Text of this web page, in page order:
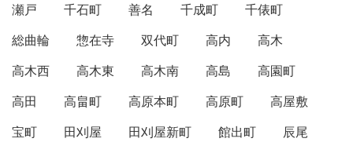
瀬戸
千石町 善名 千成町
千俵町
総曲輪
惣在寺 双代町 高内
高木
高木西
高木東 高木南 高島
高園町
高田
高畠町 高原本町 高原町
高屋敷
宝町
田刈屋 田刈屋新町 館出町
辰尾